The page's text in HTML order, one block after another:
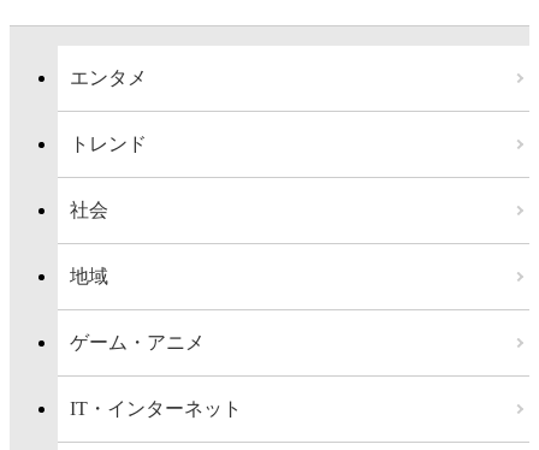
エンタメ
トレンド
社会
地域
ゲーム・アニメ
IT・インターネット